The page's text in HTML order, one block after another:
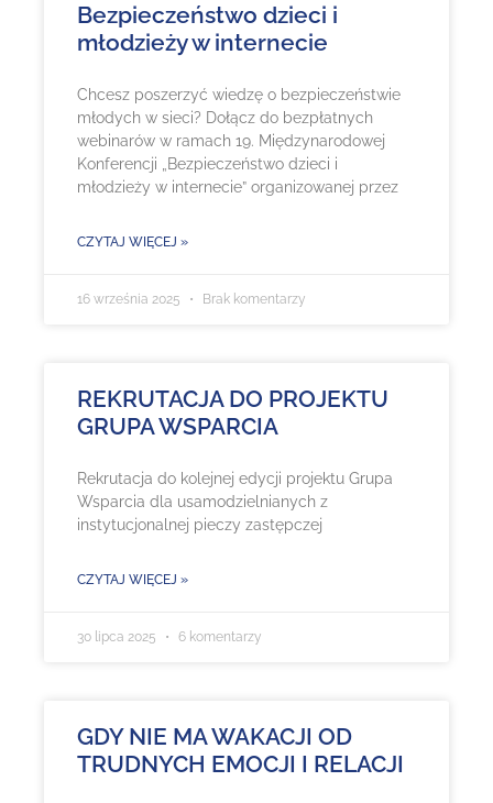
Bezpieczeństwo dzieci i
młodzieży w internecie
Chcesz poszerzyć wiedzę o bezpieczeństwie
młodych w sieci? Dołącz do bezpłatnych
webinarów w ramach 19. Międzynarodowej
Konferencji „Bezpieczeństwo dzieci i
młodzieży w internecie” organizowanej przez
CZYTAJ WIĘCEJ »
16 września 2025 Brak komentarzy
REKRUTACJA DO PROJEKTU
GRUPA WSPARCIA
Rekrutacja do kolejnej edycji projektu Grupa
Wsparcia dla usamodzielnianych z
instytucjonalnej pieczy zastępczej
CZYTAJ WIĘCEJ »
30 lipca 2025 6 komentarzy
GDY NIE MA WAKACJI OD
TRUDNYCH EMOCJI I RELACJI